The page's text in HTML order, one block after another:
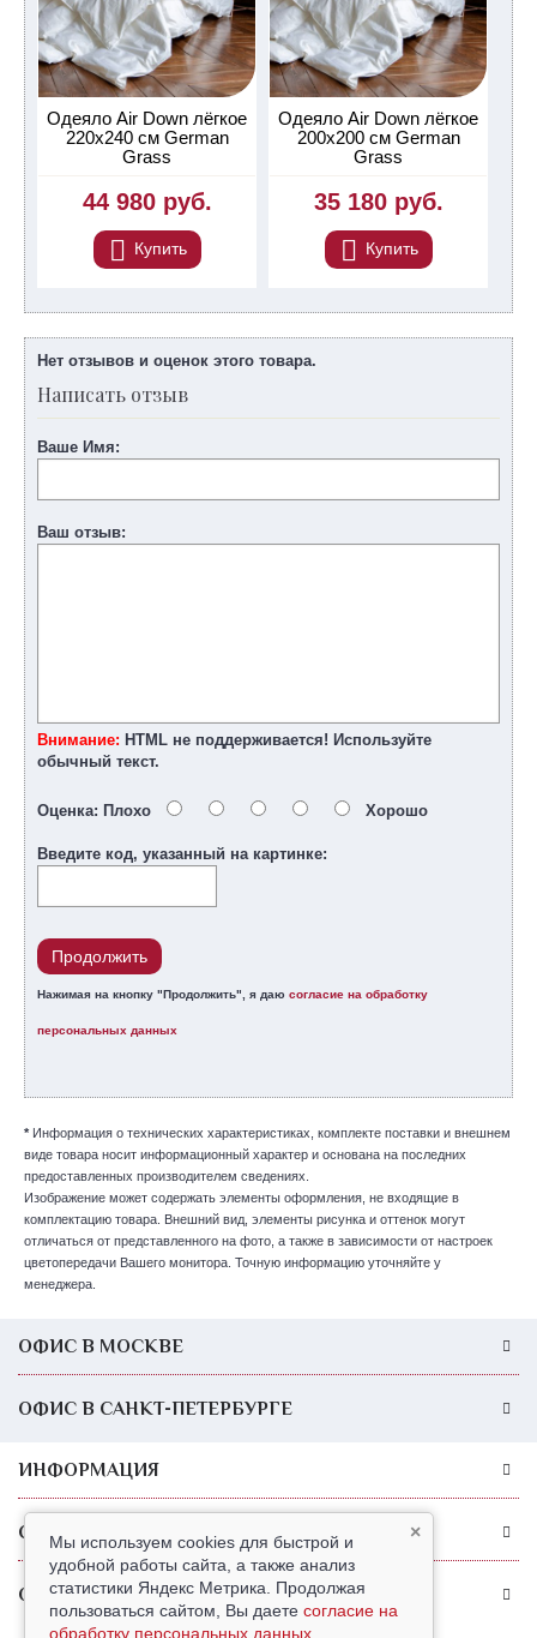
Одеяло Air Down лёгкое
220х240 см German
Grass
44 980 руб.
Купить
Одеяло Air Down лёгкое
200х200 см German
Grass
35 180 руб.
Купить
Нет отзывов и оценок этого товара.
Написать отзыв
Ваше Имя:
Ваш отзыв:
Внимание: HTML не поддерживается! Используйте
обычный текст.
Оценка: Плохо Хорошо
Введите код, указанный на картинке:
Продолжить
Нажимая на кнопку "Продолжить", я даю согласие на обработку
персональных данных
* Информация о технических характеристиках, комплекте поставки и внешнем
виде товара носит информационный характер и основана на последних
предоставленных производителем сведениях.
Изображение может содержать элементы оформления, не входящие в
комплектацию товара. Внешний вид, элементы рисунка и оттенок могут
отличаться от представленного на фото, а также в зависимости от настроек
цветопередачи Вашего монитора. Точную информацию уточняйте у
менеджера.
ОФИС В МОСКВЕ
ОФИС В САНКТ-ПЕТЕРБУРГЕ
ИНФОРМАЦИЯ
СЛУЖБА ПОДДЕРЖКИ
ОБРАТИТЕ ВНИМАНИЕ
×
Мы используем cookies для быстрой и
удобной работы сайта, а также анализ
статистики Яндекс Метрика. Продолжая
пользоваться сайтом, Вы даете согласие на
обработку персональных данных